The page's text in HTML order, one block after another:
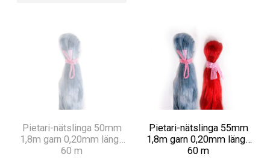
Pietari-nätslinga 50mm
1,8m garn 0,20mm längd
60 m
Pietari-nätslinga 55mm
1,8m garn 0,20mm längd
60 m